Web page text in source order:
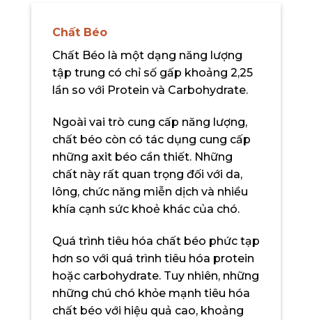
Chất Béo
Chất Béo là một dạng năng lượng
tập trung có chỉ số gấp khoảng 2,25
lần so với Protein và Carbohydrate.
Ngoài vai trò cung cấp năng lượng,
chất béo còn có tác dụng cung cấp
những axit béo cần thiết. Những
chất này rất quan trọng đối với da,
lông, chức năng miễn dịch và nhiều
khía cạnh sức khoẻ khác của chó.
Quá trình tiêu hóa chất béo phức tạp
hơn so với quá trình tiêu hóa protein
hoặc carbohydrate. Tuy nhiên, những
những chú chó khỏe mạnh tiêu hóa
chất béo với hiệu quả cao, khoảng